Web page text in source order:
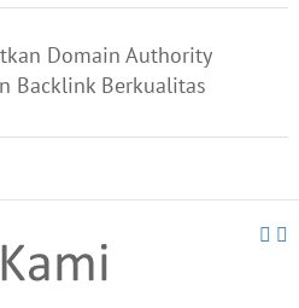
Domain Authority
Backlink Berkualitas